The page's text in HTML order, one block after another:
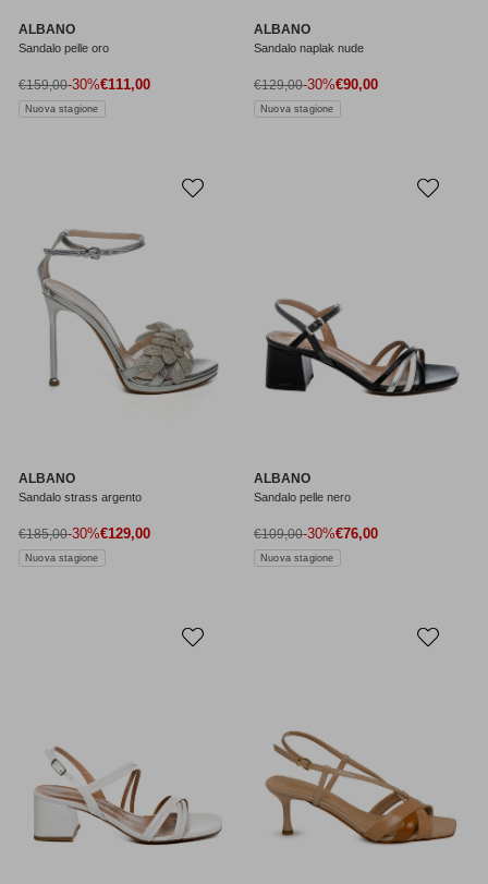
ALBANO
Sandalo pelle oro
Prezzo di vendita
€111,00
Prezzo normale
€159,00-30%
Nuova stagione
ALBANO
Sandalo naplak nude
Prezzo di vendita
€90,00
Prezzo normale
€129,00-30%
Nuova stagione
ALBANO
Sandalo strass argento
Prezzo di vendita
€129,00
Prezzo normale
€185,00-30%
Nuova stagione
ALBANO
Sandalo pelle nero
Prezzo di vendita
€76,00
Prezzo normale
€109,00-30%
Nuova stagione